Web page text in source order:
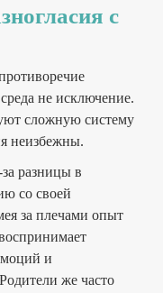
с
не исключение.
сложную систему
неизбежны.
разницы в
со своей
за плечами опыт
и
же часто